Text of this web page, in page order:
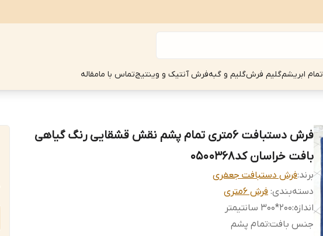
تمام ابریشمگلیم فرشگلیم و گبهفرش آنتیک و وینتیجتماس با مامقاله
فرش دستبافت 6متری تمام پشم نقش قشقایی رنگ گیاهی
بافت خراسان کد0500368
برند:فرش دستبافت جعفری
دسته‌بندی: فرش 6متری
اندازه:200*300 سانتیمتر
جنس بافت:تمام پشم